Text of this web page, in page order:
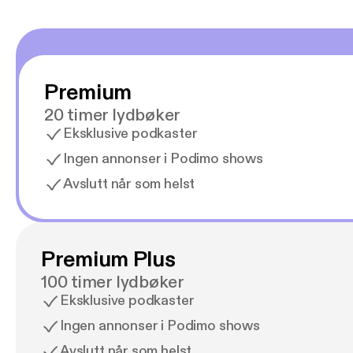
Premium
20 timer lydbøker
Eksklusive podkaster
Ingen annonser i Podimo shows
Avslutt når som helst
Premium Plus
100 timer lydbøker
Eksklusive podkaster
Ingen annonser i Podimo shows